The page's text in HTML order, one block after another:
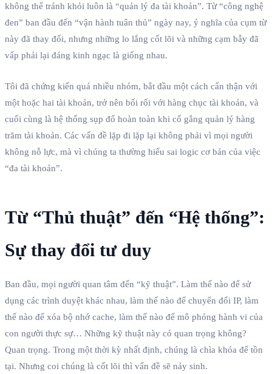
không thể tránh khỏi luôn là “quản lý đa tài khoản”. Từ “công nghệ
đen” ban đầu đến “vận hành tuân thủ” ngày nay, ý nghĩa của cụm từ
này đã thay đổi, nhưng những lo lắng cốt lõi và những cạm bẫy đã
vấp phải lại đáng kinh ngạc là giống nhau.
Tôi đã chứng kiến quá nhiều nhóm, bắt đầu một cách cẩn thận với
một hoặc hai tài khoản, trở nên bối rối với hàng chục tài khoản, và
cuối cùng là hệ thống sụp đổ hoàn toàn khi cố gắng quản lý hàng
trăm tài khoản. Các vấn đề lặp đi lặp lại không phải vì mọi người
không nỗ lực, mà vì chúng ta thường hiểu sai logic cơ bản của việc
“đa tài khoản”.
Từ “Thủ thuật” đến “Hệ thống”:
Sự thay đổi tư duy
Ban đầu, mọi người quan tâm đến “kỹ thuật”. Làm thế nào để sử
dụng các trình duyệt khác nhau, làm thế nào để chuyển đổi IP, làm
thế nào để xóa bộ nhớ cache, làm thế nào để mô phỏng hành vi của
con người thực sự… Những kỹ thuật này có quan trọng không?
Quan trọng. Trong một thời kỳ nhất định, chúng là chìa khóa để tồn
tại. Nhưng coi chúng là cốt lõi thì vấn đề sẽ nảy sinh.